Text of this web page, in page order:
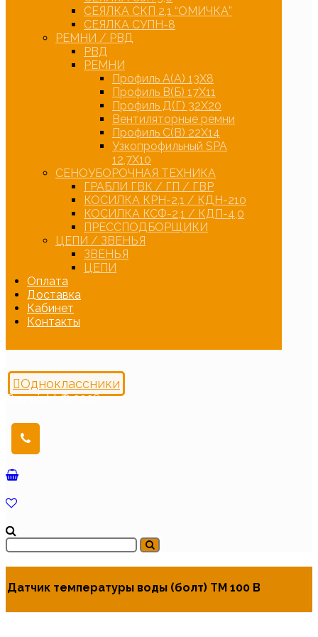
СЕЯЛКА СКП 2,1 “ОМИЧКА”
СЕЯЛКА СУПН-8
РЕМНИ / РВД
РВД
РЕМНИ
Профиль А(А) 13Х8
Профиль В(Б) 17Х11
Профиль Д(Г) 32Х20
Вентиляторные ремни
Профиль С(В) 22Х14
Узкопрофильный SPA
12,7Х10
СЕНОУБОРОЧНАЯ ТЕХНИКА
ГРАБЛИ ГВК / ГП / ГВР
КОСИЛКА КРН-2,1 / КДН-210
КОСИЛКА КСФ-2,1 / КДП-4,0
ПРЕССПОДБОРЩИКИ
ЦЕПИ / ЗВЕНЬЯ
ЗВЕНЬЯ
ЦЕПИ
Оплата
Доставка
Кабинет
Контакты
Одноклассники
Copyright © 2026
Датчик температуры воды (болт) ТМ 100 В